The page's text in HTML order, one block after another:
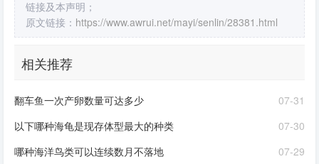
链接及本声明；
原文链接： https://www.awrui.net/mayi/senlin/28381.html
相关推荐
07-31
翻车鱼一次产卵数量可达多少
07-30
以下哪种海龟是现存体型最大的种类
07-29
哪种海洋鸟类可以连续数月不落地